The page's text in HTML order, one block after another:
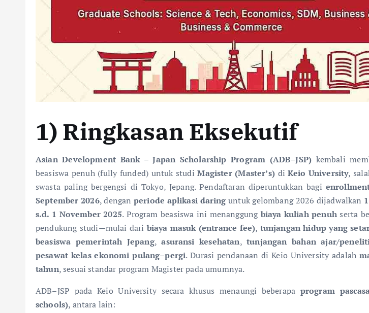
1) Ringkasan Eksekutif
Asian Development Bank – Japan Scholarship Program (ADB–JSP) kembali
beasiswa penuh (fully funded) untuk studiMagister (Master’s)diKeio University,
swasta paling bergengsi di Tokyo, Jepang. Pendaftaran diperuntukkan bagi
September 2026, dengan periode aplikasi daringuntuk gelombang 2026 dijadwalkan
s.d. 1 November 2025. Program beasiswa ini menanggung biaya kuliah penuhserta
pendukung studi—mulai dari biaya masuk (entrance fee), tunjangan hidup yang
beasiswa pemerintah Jepang,asuransi kesehatan,tunjangan bahan ajar/
pesawat kelas ekonomi pulang–pergi. Durasi pendanaan di Keio University adalah
tahun, sesuai standar program Magister pada umumnya.
ADB–JSP pada Keio University secara khusus menaungi beberapa program
schools), antara lain: